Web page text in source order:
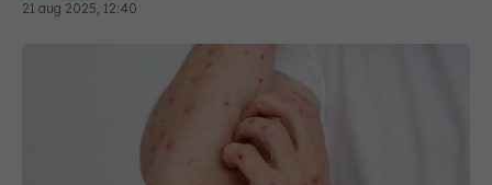
21 aug 2025, 12:40